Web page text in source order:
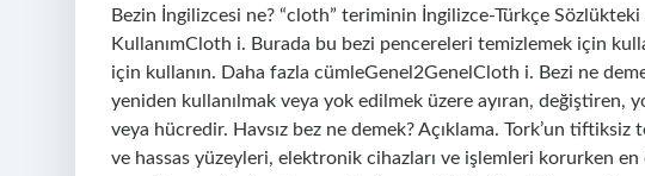
Bezin İngilizcesi ne? “cloth” teriminin İngilizce-Türkçe
KullanımCloth i. Burada bu bezi pencereleri temizlemek için
için kullanın. Daha fazla cümleGenel2GenelCloth i. Bezi ne
yeniden kullanılmak veya yok edilmek üzere ayıran, değiştiren,
veya hücredir. Havsız bez ne demek? Açıklama. Tork’un
ve hassas yüzeyleri, elektronik cihazları ve işlemleri korurken en